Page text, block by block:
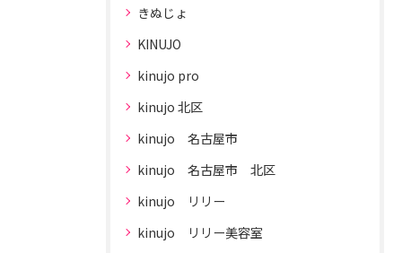
きぬじょ
KINUJO
kinujo pro
kinujo 北区
kinujo 名古屋市
kinujo 名古屋市 北区
kinujo リリー
kinujo リリー美容室